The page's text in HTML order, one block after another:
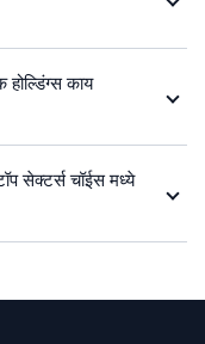
काय
सेक्टर्स चॉईस मध्ये